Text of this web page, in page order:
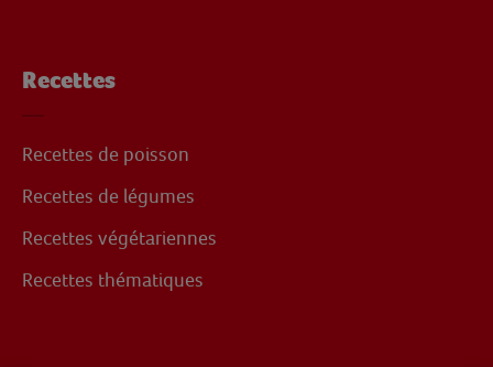
Recettes
Recettes de poisson
Recettes de légumes
Recettes végétariennes
Recettes thématiques